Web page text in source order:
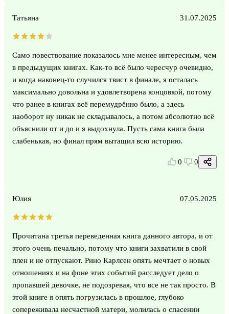
Татьяна 31.07.2025
Само повествование показалось мне менее интересным, чем
в предыдущих книгах. Как-то всё было чересчур очевидно,
и когда наконец-то случился твист в финале, я осталась
максимально довольна и удовлетворена концовкой, потому
что ранее в книгах всё перемудрённо было, а здесь
наоборот ну никак не складывалось, а потом абсолютно всё
объяснили от и до и я выдохнула. Пусть сама книга была
слабенькая, но финал прям вытащил всю историю.
0 0
Юлия 07.05.2025
Прочитана третья переведенная книга данного автора, и от
этого очень печально, потому что книги захватили в свой
плен и не отпускают. Рино Карлсен опять мечтает о новых
отношениях и на фоне этих событий расследует дело о
пропавшей девочке, не подозревая, что все не так просто. В
этой книге я опять погрузилась в прошлое, глубоко
сопереживала несчастной матери, молилась о спасении